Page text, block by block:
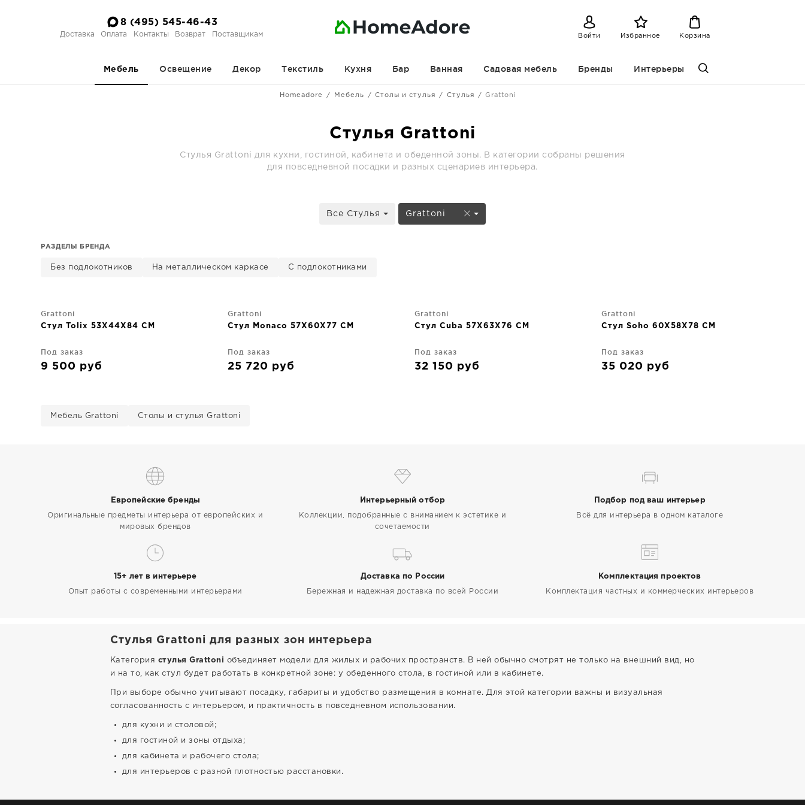
8 (495) 545-46-43
Доставка Оплата Контакты Возврат Поставщикам Войти Избранное Корзина
Мебель Освещение Декор Текстиль Кухня Бар Ванная Садовая мебель Бренды Интерьеры
Homeadore Мебель Столы и стулья Стулья Grattoni
Стулья Grattoni
Стулья Grattoni для кухни, гостиной, кабинета и обеденной зоны. В категории собраны решения
для повседневной посадки и разных сценариев интерьера.
Все Стулья Grattoni
РАЗДЕЛЫ БРЕНДА
Без подлокотников На металлическом каркасе С подлокотниками
Grattoni
Стул Tolix 53X44X84 CM
Под заказ
9 500 руб
Grattoni
Стул Monaco 57X60X77 CM
Под заказ
25 720 руб
Grattoni
Стул Cuba 57X63X76 CM
Под заказ
32 150 руб
Grattoni
Стул Soho 60X58X78 CM
Под заказ
35 020 руб
Мебель Grattoni Столы и стулья Grattoni
Европейские бренды
Оригинальные предметы интерьера от европейских и
мировых брендов
Интерьерный отбор
Коллекции, подобранные с вниманием к эстетике и
сочетаемости
Подбор под ваш интерьер
Всё для интерьера в одном каталоге
15+ лет в интерьере
Опыт работы с современными интерьерами
Доставка по России
Бережная и надежная доставка по всей России
Комплектация проектов
Комплектация частных и коммерческих интерьеров
Стулья Grattoni для разных зон интерьера
Категория стулья Grattoni объединяет модели для жилых и рабочих пространств. В ней обычно смотрят не только на внешний вид, но
и на то, как стул будет работать в конкретной зоне: у обеденного стола, в гостиной или в кабинете.
При выборе обычно учитывают посадку, габариты и удобство размещения в комнате. Для этой категории важны и визуальная
согласованность с интерьером, и практичность в повседневном использовании.
для кухни и столовой;
для гостиной и зоны отдыха;
для кабинета и рабочего стола;
для интерьеров с разной плотностью расстановки.